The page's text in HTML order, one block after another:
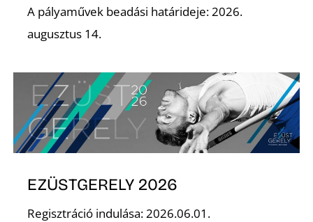
A pályaművek beadási határideje: 2026.
augusztus 14.
EZÜSTGERELY 2026
Regisztráció indulása: 2026.06.01.